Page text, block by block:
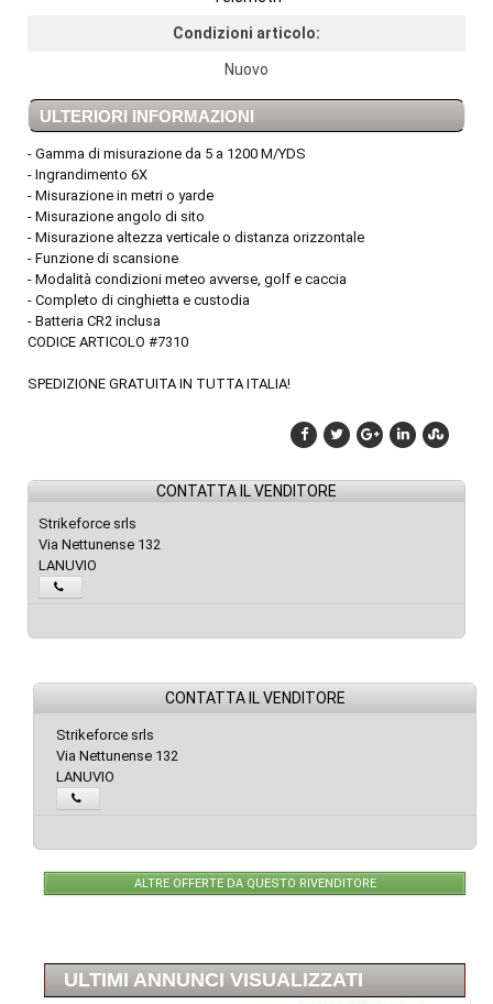
Condizioni articolo:
Nuovo
ULTERIORI INFORMAZIONI
- Gamma di misurazione da 5 a 1200 M/YDS
- Ingrandimento 6X
- Misurazione in metri o yarde
- Misurazione angolo di sito
- Misurazione altezza verticale o distanza orizzontale
- Funzione di scansione
- Modalità condizioni meteo avverse, golf e caccia
- Completo di cinghietta e custodia
- Batteria CR2 inclusa
CODICE ARTICOLO #7310
SPEDIZIONE GRATUITA IN TUTTA ITALIA!
CONTATTA IL VENDITORE
Strikeforce srls
Via Nettunense 132
LANUVIO
CONTATTA IL VENDITORE
Strikeforce srls
Via Nettunense 132
LANUVIO
ALTRE OFFERTE DA QUESTO RIVENDITORE
ULTIMI ANNUNCI VISUALIZZATI